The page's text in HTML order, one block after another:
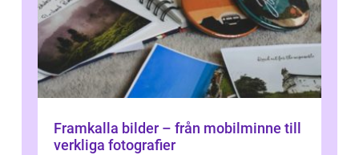
Framkalla bilder – från mobilminne till
verkliga fotografier